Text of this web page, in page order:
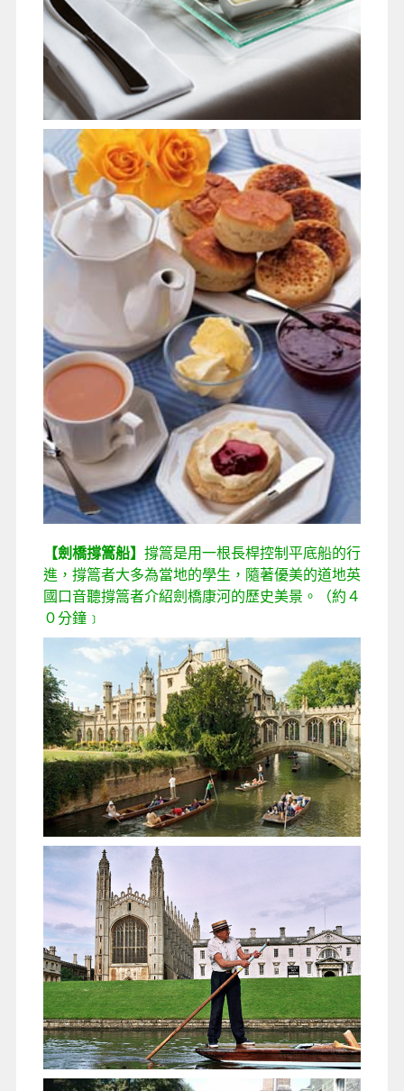
【劍橋撐篙船】 撐篙是用一根長桿控制平底船的行
進，撐篙者大多為當地的學生，隨著優美的道地英
國口音聽撐篙者介紹劍橋康河的歷史美景。（約４
０分鐘﹞